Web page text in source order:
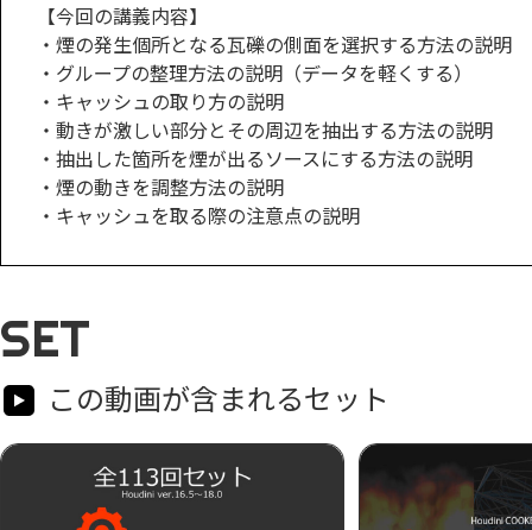
【今回の講義内容】
・煙の発生個所となる瓦礫の側面を選択する方法の説明
・グループの整理方法の説明（データを軽くする）
・キャッシュの取り方の説明
・動きが激しい部分とその周辺を抽出する方法の説明
・抽出した箇所を煙が出るソースにする方法の説明
・煙の動きを調整方法の説明
・キャッシュを取る際の注意点の説明
SET
この動画が含まれるセット